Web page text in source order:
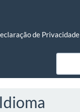
de Privacidade
Idioma